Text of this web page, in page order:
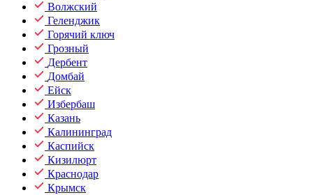
Волжский
Геленджик
Горячий ключ
Грозный
Дербент
Домбай
Ейск
Избербаш
Казань
Калининград
Каспийск
Кизилюрт
Краснодар
Крымск